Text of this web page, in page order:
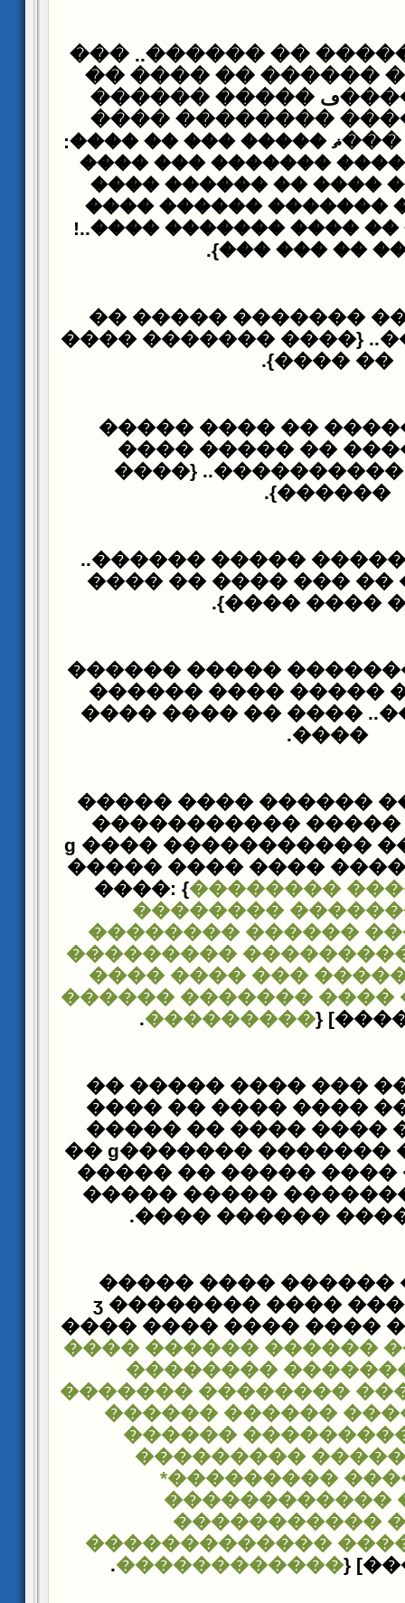
���� ��� ������ ��
���� ����� ������
����� ������
��� ��������
����� ��� �� ����:
�� ����� �� ����
��� ������� ���� ��
����� ����� �������
����� ����� �� ����
{���� �� ���
����� �����
������� ����.. {����
�� ����}.
����� ������� ��
������ ���� ��
�������
������}.
�����.. ��������
{�� ��� ��� �� ���
��� ����
��� �� �� ��������
����� ���� �����
����� �����.. ����
����.
���� �� ���� ������
���� ���� �����
����� ������ �������ɡ ���� ����
����� ���� ����
����: {��������
��������
�������� ������
���������
���� ���� ���
������ ������� ����
���������}
�� �������� ���
���� ������ ����
���� ����� ����
����� ����� ������� �������ɡ ��
��� ������ ����
������� ��������
����������
���� ���� ������
������� ���� ���� ����ӡ ����
���� ���� ���� ����
���� ������ ������
��������
������� ��������
������ ������
������
���������
*���������
������������
�����������
�������������
������������}